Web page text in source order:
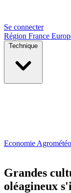
Se connecter
Région France
Technique
Economie Agrométéo
Grandes
oléagineux